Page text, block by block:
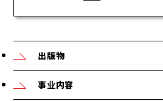
出版物
事业内容